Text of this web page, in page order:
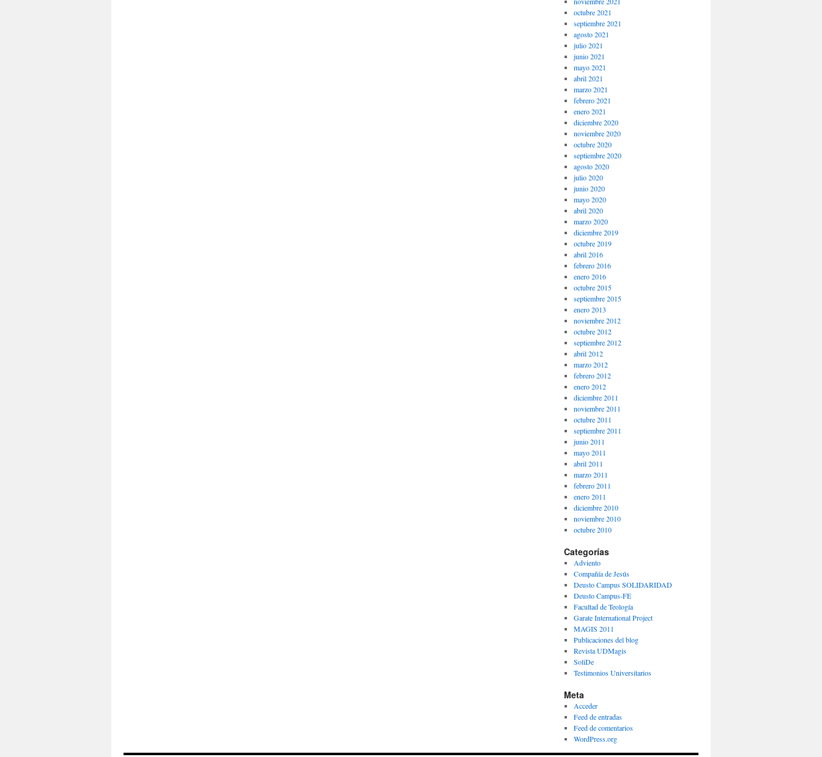
octubre 2021
septiembre 2021
agosto 2021
julio 2021
junio 2021
mayo 2021
abril 2021
marzo 2021
febrero 2021
enero 2021
diciembre 2020
noviembre 2020
octubre 2020
septiembre 2020
agosto 2020
julio 2020
junio 2020
mayo 2020
abril 2020
marzo 2020
diciembre 2019
octubre 2019
abril 2016
febrero 2016
enero 2016
octubre 2015
septiembre 2015
enero 2013
noviembre 2012
octubre 2012
septiembre 2012
abril 2012
marzo 2012
febrero 2012
enero 2012
diciembre 2011
noviembre 2011
octubre 2011
septiembre 2011
junio 2011
mayo 2011
abril 2011
marzo 2011
febrero 2011
enero 2011
diciembre 2010
noviembre 2010
octubre 2010
Categorías
Adviento
Compañía de Jesús
Deusto Campus SOLIDARIDAD
Deusto Campus-FE
Facultad de Teología
Garate International Project
MAGIS 2011
Publicaciones del blog
Revista UDMagis
SoliDe
Testimonios Universitarios
Meta
Acceder
Feed de entradas
Feed de comentarios
WordPress.org